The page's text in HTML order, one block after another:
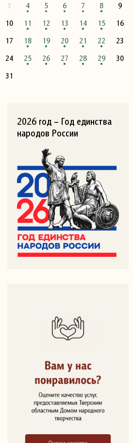
3
4 5 6 7 8
9
10
11 12 13 14 15
16
17
18 19 20 21 22
23
24
25 26 27 28 29
30
31
2026 год – Год единства
народов России